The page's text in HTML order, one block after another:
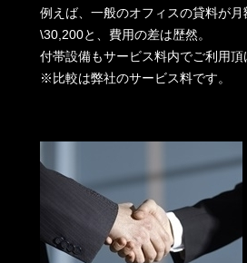
例えば、一般のオフィスの貸料が
\30,200と、費用の差は歴然。
付帯設備もサービス料内でご利用
※比較は弊社のサービス料です。